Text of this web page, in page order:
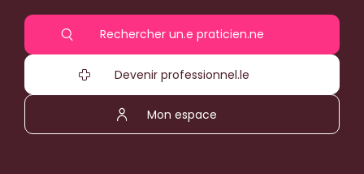
Rechercher un.e praticien.ne
Devenir professionnel.le
Mon espace